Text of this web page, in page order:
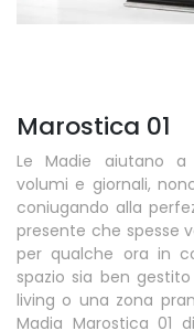
Marostica 01
Le Madie aiutano a
volumi e giornali,
coniugando alla
presente che spesse
per qualche ora in
spazio sia ben
living o una zona
Madia Marostica 01